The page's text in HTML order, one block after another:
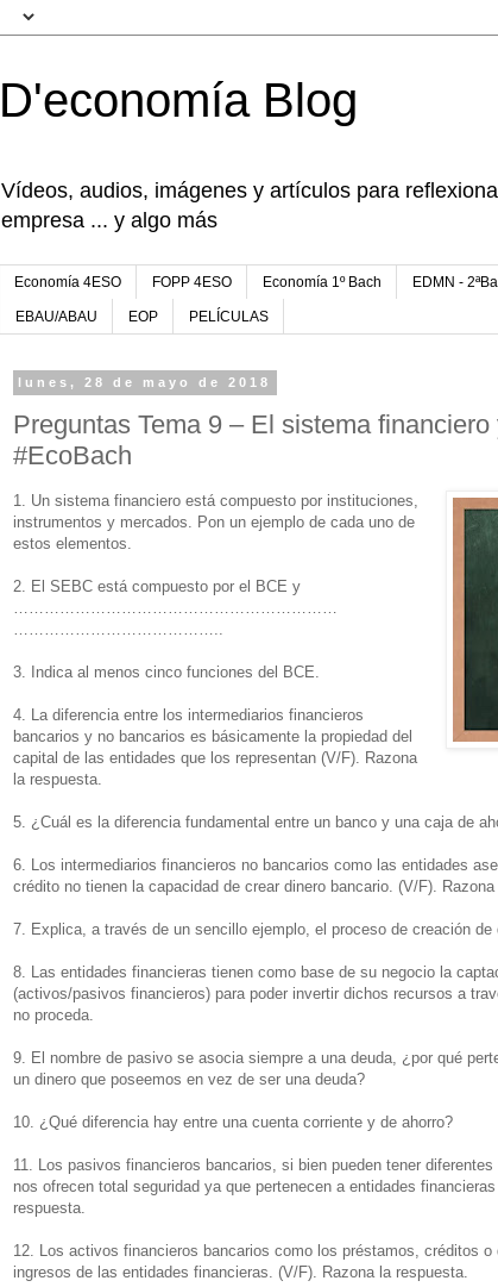
D'economía Blog
Vídeos, audios, imágenes y artículos para
empresa ... y algo más
Economía 4ESO FOPP 4ESO Economía 1º Bach EDMN -
EBAU/ABAU EOP PELÍCULAS
lunes, 28 de mayo de 2018
Preguntas Tema 9 – El sistema
#EcoBach
1. Un sistema financiero está compuesto por instituciones,
instrumentos y mercados. Pon un ejemplo de cada uno de
estos elementos.
2. El SEBC está compuesto por el BCE y
………………………………………………………
…………………………………..
3. Indica al menos cinco funciones del BCE.
4. La diferencia entre los intermediarios financieros
bancarios y no bancarios es básicamente la propiedad del
capital de las entidades que los representan (V/F). Razona
la respuesta.
5. ¿Cuál es la diferencia fundamental entre un banco y una caja de
6. Los intermediarios financieros no bancarios como las entidades
crédito no tienen la capacidad de crear dinero bancario. (V/F).
7. Explica, a través de un sencillo ejemplo, el proceso de creación de
8. Las entidades financieras tienen como base de su negocio la
(activos/pasivos financieros) para poder invertir dichos recursos a
no proceda.
9. El nombre de pasivo se asocia siempre a una deuda, ¿por qué
un dinero que poseemos en vez de ser una deuda?
10. ¿Qué diferencia hay entre una cuenta corriente y de ahorro?
11. Los pasivos financieros bancarios, si bien pueden tener
nos ofrecen total seguridad ya que pertenecen a entidades
respuesta.
12. Los activos financieros bancarios como los préstamos, créditos
ingresos de las entidades financieras. (V/F). Razona la respuesta.